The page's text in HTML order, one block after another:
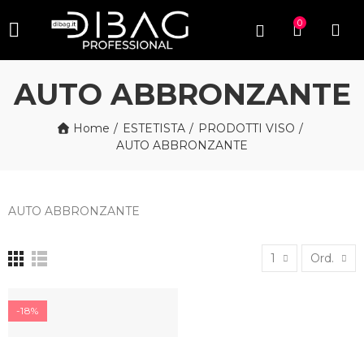
0
AUTO ABBRONZANTE
Home ESTETISTA
PRODOTTI VISO
AUTO ABBRONZANTE
AUTO ABBRONZANTE
1 Ord.
-18%